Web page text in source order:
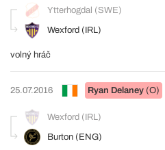
Ytterhogdal (SWE)
Wexford (IRL)
volný hráč
25.07.2016 Ryan Delaney (O)
Wexford (IRL)
Burton (ENG)